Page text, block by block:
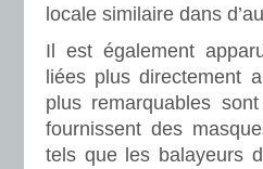
locale similaire dans
Il est également
liées plus directement
plus remarquables
fournissent des
tels que les balayeurs